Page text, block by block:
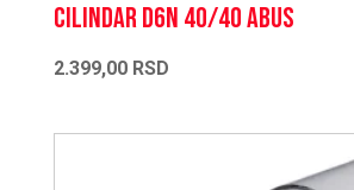
CILINDAR D6N 40/40 ABUS
2.399,00 RSD